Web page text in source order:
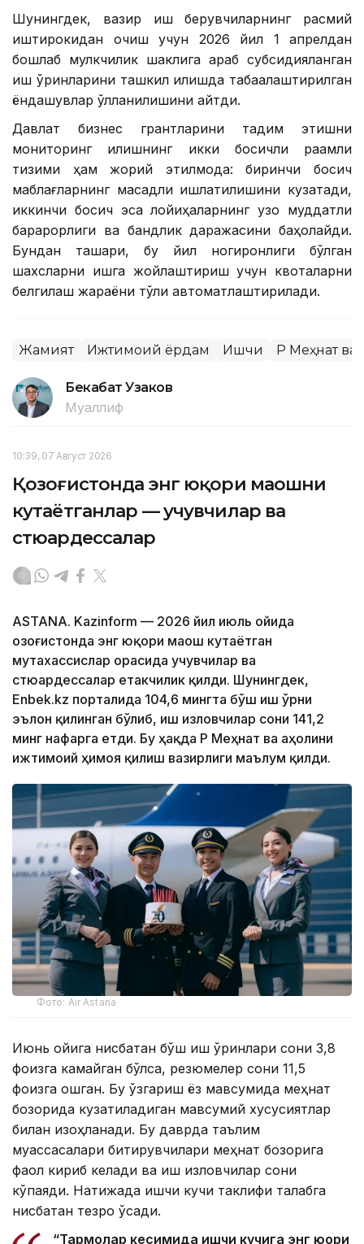
Шунингдек, вазир иш берувчиларнинг расмий
иштирокидан қочиш учун 2026 йил 1 апрелдан
бошлаб мулкчилик шаклига қараб субсидияланган
иш ўринларини ташкил қилишда табақалаштирилган
ёндашувлар қўлланилишини айтди.
Давлат бизнес грантларини тақдим этишни
мониторинг қилишнинг икки босқичли рақамли
тизими ҳам жорий этилмоқда: биринчи босқич
маблағларнинг мақсадли ишлатилишини кузатади,
иккинчи босқич эса лойиҳаларнинг узоқ муддатли
барқарорлиги ва бандлик даражасини баҳолайди.
Бундан ташқари, бу йил ногиронлиги бўлган
шахсларни ишга жойлаштириш учун квоталарни
белгилаш жараёни тўлиқ автоматлаштирилади.
Жамият Ижтимоий ёрдам Ишчи ҚР Меҳнат
Бекабат Узаков
Муаллиф
10:39, 07 Август 2026
Қозоғистонда энг юқори маошни
кутаётганлар — учувчилар ва
стюардессалар
ASTANA. Kazinform — 2026 йил июль ойида
Қозоғистонда энг юқори маош кутаётган
мутахассислар орасида учувчилар ва
стюардессалар етакчилик қилди. Шунингдек,
Enbek.kz порталида 104,6 мингта бўш иш ўрни
эълон қилинган бўлиб, иш изловчилар сони 141,2
минг нафарга етди. Бу ҳақда ҚР Меҳнат ва аҳолини
ижтимоий ҳимоя қилиш вазирлиги маълум қилди.
Фото: Air Astana
Июнь ойига нисбатан бўш иш ўринлари сони 3,8
фоизга камайган бўлса, резюмелер сони 11,5
фоизга ошган. Бу ўзгариш ёз мавсумида меҳнат
бозорида кузатиладиган мавсумий хусусиятлар
билан изоҳланади. Бу даврда таълим
муассасалари битирувчилари меҳнат бозорига
фаол кириб келади ва иш изловчилар сони
кўпаяди. Натижада ишчи кучи таклифи талабга
нисбатан тезроқ ўсади.
“Тармоқлар кесимида ишчи кучига энг юқори